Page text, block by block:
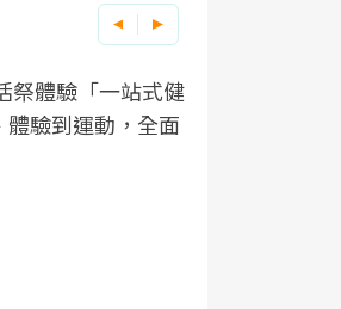
體變化」出發，
的對話，建立對
實際的改善行